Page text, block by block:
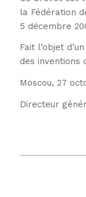
la Fédération
5 décembre
Fait l’objet
des inventions
Moscou, 27
Directeur